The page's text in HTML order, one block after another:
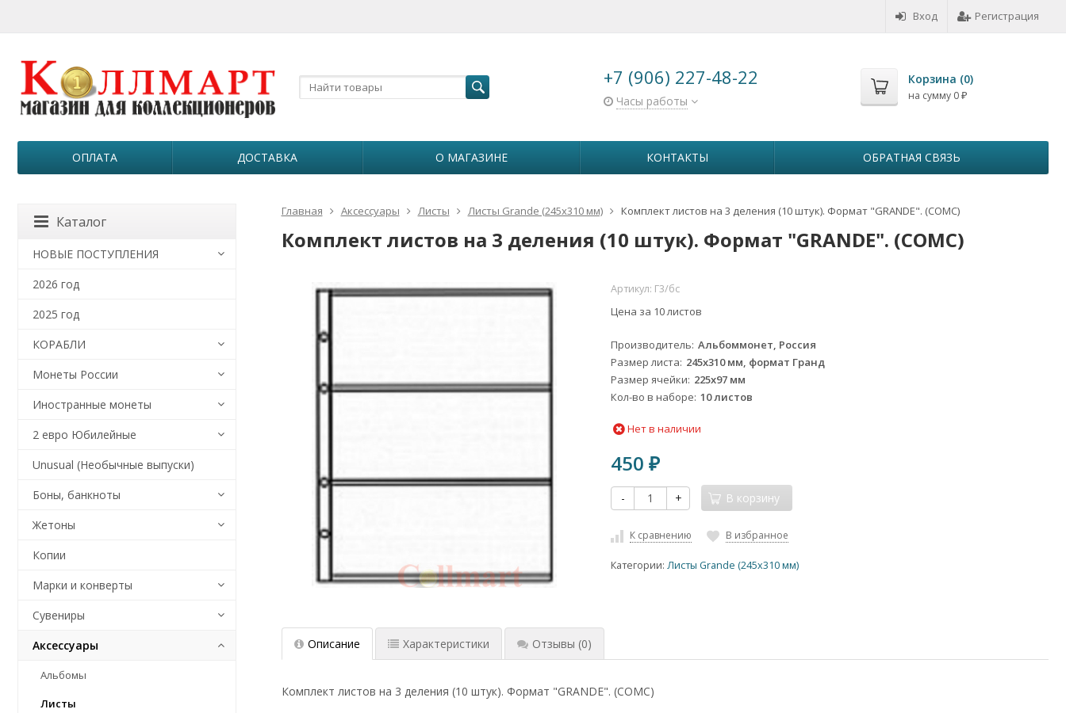
Вход Регистрация
+7 (906) 227-48-22
Часы работы
Корзина (0)
на сумму 0 ₽
ОПЛАТА ДОСТАВКА О МАГАЗИНЕ КОНТАКТЫ ОБРАТНАЯ СВЯЗЬ
Главная Аксессуары Листы Листы Grande (245х310 мм) Комплект листов на 3 деления (10 штук). Формат "GRANDE". (СОМС)
Комплект листов на 3 деления (10 штук). Формат "GRANDE". (СОМС)
Артикул: Г3/бс
Цена за 10 листов
Производитель Альбоммонет, Россия
Размер листа 245х310 мм, формат Гранд
Размер ячейки 225х97 мм
Кол-во в наборе 10 листов
Нет в наличии
450₽
- + В корзину
К сравнению В избранное
Категории:Листы Grande (245х310 мм)
Описание Характеристики Отзывы (0)
Комплект листов на 3 деления (10 штук). Формат "GRANDE". (СОМС)
Каталог
НОВЫЕ ПОСТУПЛЕНИЯ
2026 год
2025 год
КОРАБЛИ
Монеты России
Иностранные монеты
2 евро Юбилейные
Unusual (Необычные выпуски)
Боны, банкноты
Жетоны
Копии
Марки и конверты
Сувениры
Аксессуары
Альбомы
Листы